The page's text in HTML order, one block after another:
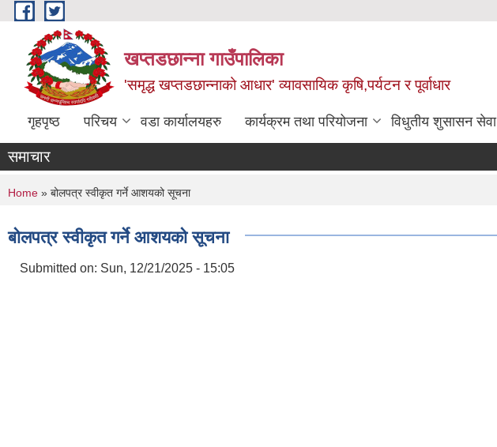
Skip to main content
खप्तडछान्ना गाउँपालिका
'समृद्ध खप्तडछान्नाको आधार' व्यावसायिक कृषि,पर्यटन र पूर्वाधार
गृहपृष्ठ परिचय वडा कार्यालयहरु कार्यक्रम तथा परियोजना विधुतीय शुसासन सेवा
समाचार
You are here
Home » बोलपत्र स्वीकृत गर्ने आशयको सूचना
बोलपत्र स्वीकृत गर्ने आशयको सूचना
Submitted on: Sun, 12/21/2025 - 15:05